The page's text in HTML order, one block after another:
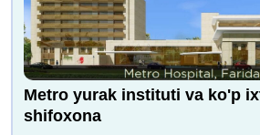
Metro yurak instituti va ko'p
shifoxona